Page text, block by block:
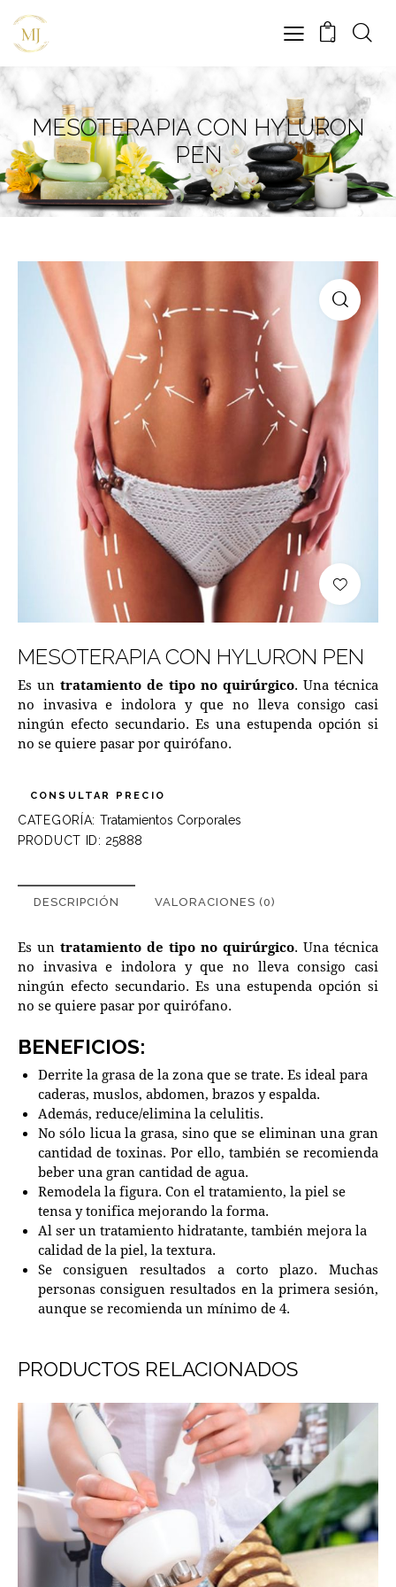
0
MESOTERAPIA CON HYLURON
PEN
MESOTERAPIA CON HYLURON PEN
Es un tratamiento de tipo no quirúrgico. Una técnica
no invasiva e indolora y que no lleva consigo casi
ningún efecto secundario. Es una estupenda opción si
no se quiere pasar por quirófano.
CONSULTAR PRECIO
CATEGORÍA: Tratamientos Corporales
PRODUCT ID: 25888
DESCRIPCIÓN VALORACIONES (0)
Es un tratamiento de tipo no quirúrgico. Una técnica
no invasiva e indolora y que no lleva consigo casi
ningún efecto secundario. Es una estupenda opción si
no se quiere pasar por quirófano.
BENEFICIOS:
Derrite la grasa de la zona que se trate. Es ideal para
caderas, muslos, abdomen, brazos y espalda.
Además, reduce/elimina la celulitis.
No sólo licua la grasa, sino que se eliminan una gran
cantidad de toxinas. Por ello, también se recomienda
beber una gran cantidad de agua.
Remodela la figura. Con el tratamiento, la piel se
tensa y tonifica mejorando la forma.
Al ser un tratamiento hidratante, también mejora la
calidad de la piel, la textura.
Se consiguen resultados a corto plazo. Muchas
personas consiguen resultados en la primera sesión,
aunque se recomienda un mínimo de 4.
PRODUCTOS RELACIONADOS